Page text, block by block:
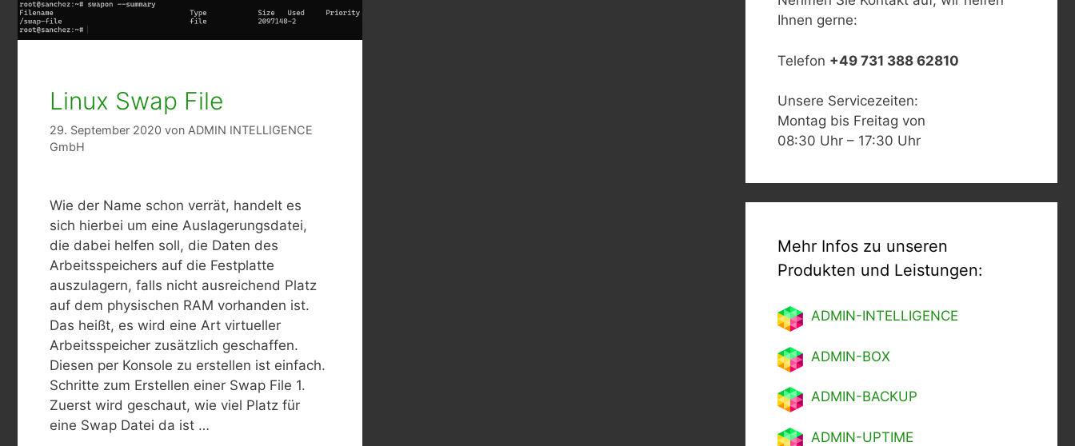
Linux Swap File
29. September 2020 von ADMIN INTELLIGENCE
GmbH
Wie der Name schon verrät, handelt es
sich hierbei um eine Auslagerungsdatei,
die dabei helfen soll, die Daten des
Arbeitsspeichers auf die Festplatte
auszulagern, falls nicht ausreichend Platz
auf dem physischen RAM vorhanden ist.
Das heißt, es wird eine Art virtueller
Arbeitsspeicher zusätzlich geschaffen.
Diesen per Konsole zu erstellen ist einfach.
Schritte zum Erstellen einer Swap File 1.
Zuerst wird geschaut, wie viel Platz für
eine Swap Datei da ist …
Ihnen gerne:
Telefon +49 731 388 62810
Unsere Servicezeiten:
Montag bis Freitag von
08:30 Uhr – 17:30 Uhr
Mehr Infos zu unseren
Produkten und Leistungen:
ADMIN-INTELLIGENCE
ADMIN-BOX
ADMIN-BACKUP
ADMIN-UPTIME